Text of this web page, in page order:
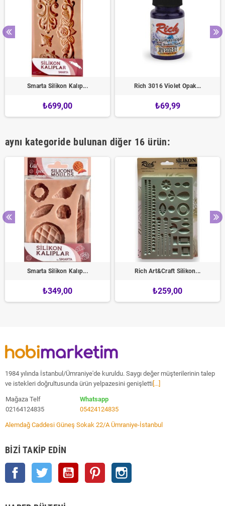
Smarta Silikon Kalıp...
₺699,00
Rich 3016 Violet Opak...
₺69,99
aynı kategoride bulunan diğer 16 ürün:
Smarta Silikon Kalıp...
₺349,00
Rich Art&Craft Silikon...
₺259,00
1984 yılında İstanbul/Ümraniye'de kuruldu. Saygı değer müşterilerinin talep
ve istekleri doğrultusunda ürün yelpazesini genişletti [...]
Mağaza Telf
02164124835
Whatsapp
05424124835
Alemdağ Caddesi Güneş Sokak 22/A Ümraniye-İstanbul
BIZI TAKIP EDIN
Facebook Twitter YouTube Pinterest